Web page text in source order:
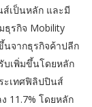
เป็นหลัก และมี
ธุรกิจ Mobility
นจากธุรกิจค้าปลีก
บเพิ่มขึ้นโดยหลัก
ะเทศฟิลิปปินส์
11.7% โดยหลัก